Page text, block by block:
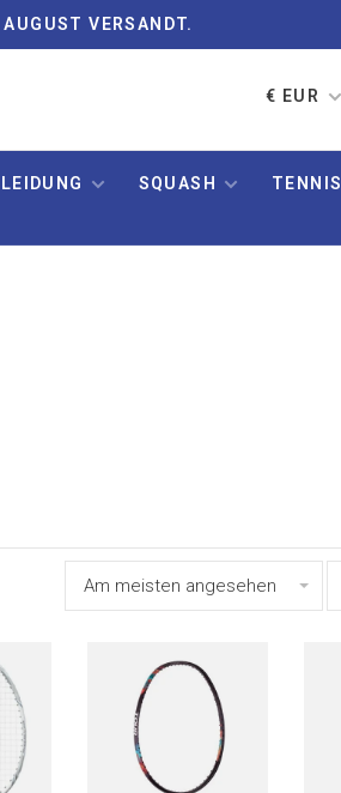
VERSANDT.
€ EUR
SQUASH TENNIS
Am meisten angesehen